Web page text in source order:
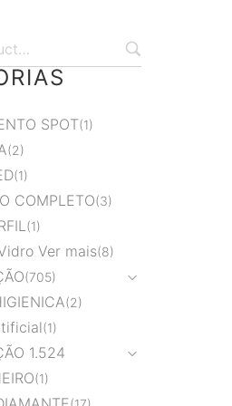
SPOT 1
2
1
COMPLETO 3
1
Ver mais 8
705
2
1
1.524
1